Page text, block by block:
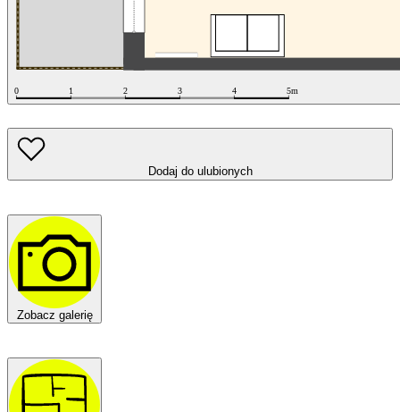
Dodaj do ulubionych
Zobacz galerię